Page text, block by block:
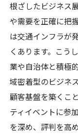
根ざしたビジネス
や需要を正確に把
は交通インフラが
くあります。こう
業や自治体と積極
域密着型のビジネ
顧客基盤を築くこ
ティイベントに参
を深め、評判を高